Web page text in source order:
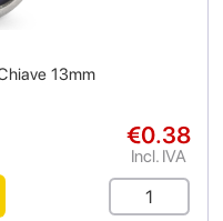
13mm
€0.38
Incl. IVA